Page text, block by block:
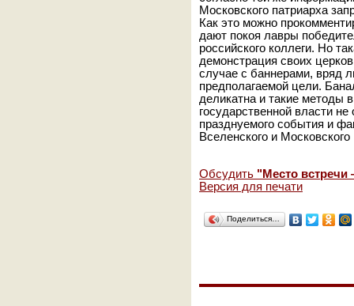
Московского патриарха
Как это можно
дают покоя лавры
российского коллеги. Но
демонстрация своих
случае с баннерами, вряд
предполагаемой цели.
деликатна и такие методы
государственной власти
празднуемого события и
Вселенского и Московского
Обсудить "Место
Версия для печати
Поделиться…